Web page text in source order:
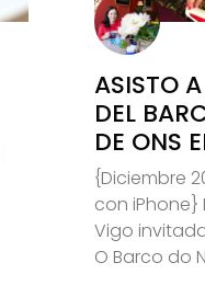
ASISTO
DEL
DE ONS
{Diciembre
con iPhone}
Vigo
O Barco do